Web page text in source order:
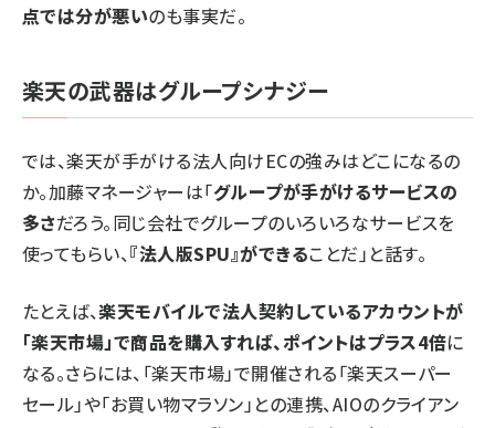
点では分が悪いのも事実だ。
楽天の武器はグループシナジー
では、楽天が手がける法人向けECの強みはどこになるの
か。加藤マネージャーは「グループが手がけるサービスの
多さだろう。同じ会社でグループのいろいろなサービスを
使ってもらい、『法人版SPU』ができることだ」と話す。
たとえば、楽天モバイルで法人契約しているアカウントが
「楽天市場」で商品を購入すれば、ポイントはプラス4倍に
なる。さらには、「楽天市場」で開催される「楽天スーパー
セール」や「お買い物マラソン」との連携、AIOのクライアン